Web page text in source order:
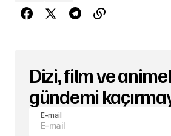
Dizi, film ve
gündemi
E-mail